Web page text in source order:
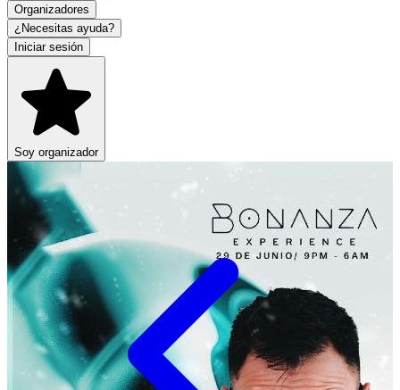
Organizadores
¿Necesitas ayuda?
Iniciar sesión
Soy organizador